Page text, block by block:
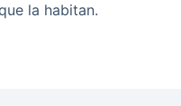
la habitan.